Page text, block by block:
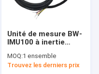
Unité de mesure BW-
IMU100 à inertie
RS232/RS485/TTL
facultative
MOQ:1 ensemble
Trouvez les derniers prix